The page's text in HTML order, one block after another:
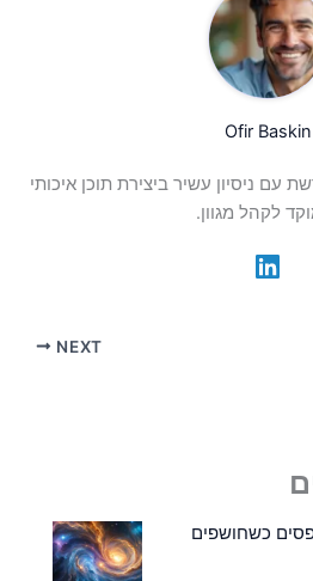
Ofir Baskin
וברשת עם ניסיון עשיר ביצירת תוכן איכותי
לקהל מגוון.
NEXT
כשחושפים